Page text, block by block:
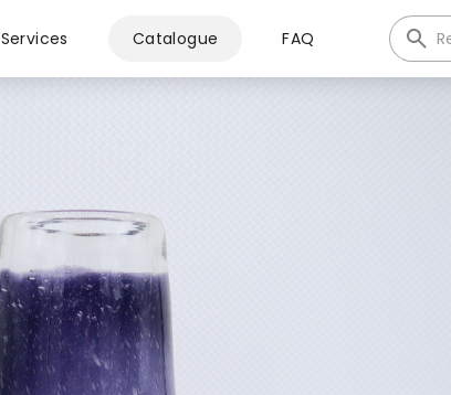
Services Catalogue FAQ